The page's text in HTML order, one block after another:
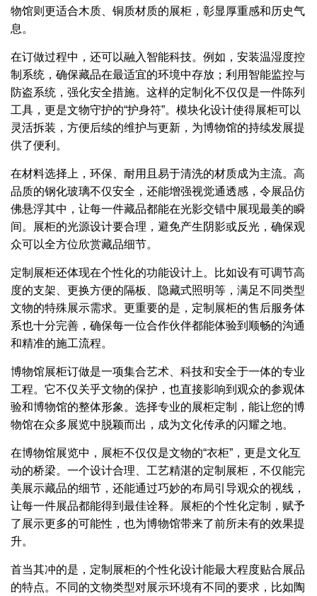
物馆则更适合木质、铜质材质的展柜，彰显厚重感和历史气
息。
在订做过程中，还可以融入智能科技。例如，安装温湿度控
制系统，确保藏品在最适宜的环境中存放；利用智能监控与
防盗系统，强化安全措施。这样的定制化不仅仅是一件陈列
工具，更是文物守护的“护身符”。模块化设计使得展柜可以
灵活拆装，方便后续的维护与更新，为博物馆的持续发展提
供了便利。
在材料选择上，环保、耐用且易于清洗的材质成为主流。高
品质的钢化玻璃不仅安全，还能增强视觉通透感，令展品仿
佛悬浮其中，让每一件藏品都能在光影交错中展现最美的瞬
间。展柜的光源设计要合理，避免产生阴影或反光，确保观
众可以全方位欣赏藏品细节。
定制展柜还体现在个性化的功能设计上。比如设有可调节高
度的支架、更换方便的隔板、隐藏式照明等，满足不同类型
文物的特殊展示需求。更重要的是，定制展柜的售后服务体
系也十分完善，确保每一位合作伙伴都能体验到顺畅的沟通
和精准的施工流程。
博物馆展柜订做是一项集合艺术、科技和安全于一体的专业
工程。它不仅关乎文物的保护，也直接影响到观众的参观体
验和博物馆的整体形象。选择专业的展柜定制，能让您的博
物馆在众多展览中脱颖而出，成为文化传承的闪耀之地。
在博物馆展览中，展柜不仅仅是文物的“衣柜”，更是文化互
动的桥梁。一个设计合理、工艺精湛的定制展柜，不仅能完
美展示藏品的细节，还能通过巧妙的布局引导观众的视线，
让每一件展品都能得到最佳诠释。展柜的个性化定制，赋予
了展示更多的可能性，也为博物馆带来了前所未有的效果提
升。
首当其冲的是，定制展柜的个性化设计能最大程度贴合展品
的特点。不同的文物类型对展示环境有不同的要求，比如陶